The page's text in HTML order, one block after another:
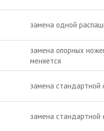
замена одной
замена опорных
меняется
замена стандартной
замена стандартной